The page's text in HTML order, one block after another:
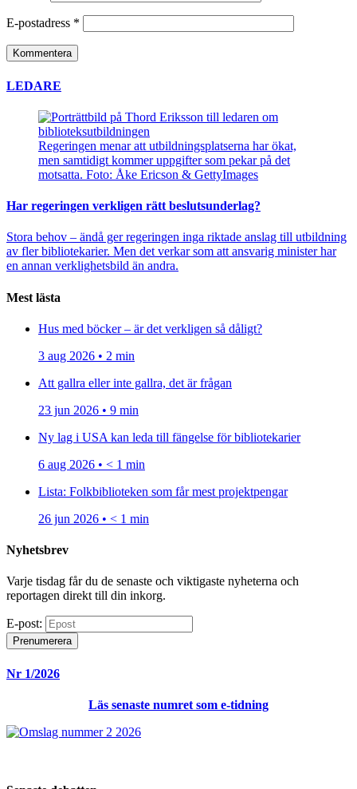
E-postadress *
LEDARE
Regeringen menar att utbildningsplatserna har ökat,
men samtidigt kommer uppgifter som pekar på det
motsatta. Foto: Åke Ericson & GettyImages
Har regeringen verkligen rätt beslutsunderlag?
Stora behov – ändå ger regeringen inga riktade anslag till utbildning
av fler bibliotekarier. Men det verkar som att ansvarig minister har
en annan verklighetsbild än andra.
Mest lästa
Hus med böcker – är det verkligen så dåligt?
3 aug 2026 • 2 min
Att gallra eller inte gallra, det är frågan
23 jun 2026 • 9 min
Ny lag i USA kan leda till fängelse för bibliotekarier
6 aug 2026 • < 1 min
Lista: Folkbiblioteken som får mest projektpengar
26 jun 2026 • < 1 min
Nyhetsbrev
Varje tisdag får du de senaste och viktigaste nyheterna och
reportagen direkt till din inkorg.
E-post:
Prenumerera
Nr 1/2026
Läs senaste numret som e-tidning